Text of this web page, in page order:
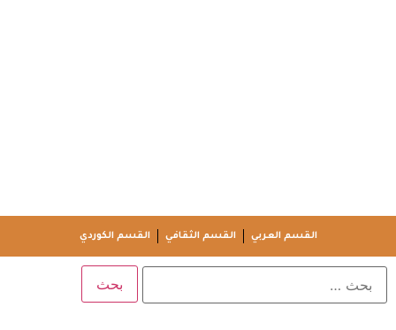
القسم العربي القسم الثقافي القسم الكوردي